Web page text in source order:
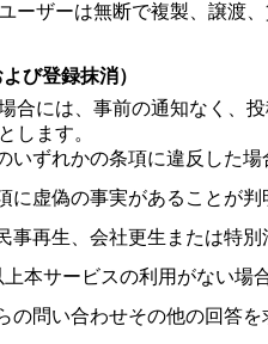
ーザーは無断で複製、譲渡
び登録抹消）
合には、事前の通知なく、
します。
いずれかの条項に違反した場
に虚偽の事実があることが
事再生、会社更生または特
上本サービスの利用がない場
の問い合わせその他の回答